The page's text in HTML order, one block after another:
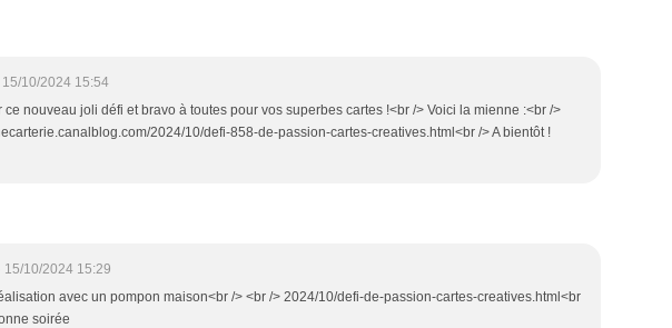
15/10/2024 15:54
ce nouveau joli défi et bravo à toutes pour vos superbes cartes !<br /> Voici la mienne :<br />
2024/10/defi-858-de-passion-cartes-creatives.html<br /> A bientôt !
15/10/2024 15:29
avec un pompon maison<br /> <br /> 2024/10/defi-de-passion-cartes-creatives.html<br
soirée